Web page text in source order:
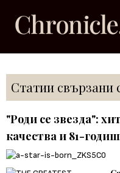
Статии свързани
"Роди се звезда":
качества и 81-